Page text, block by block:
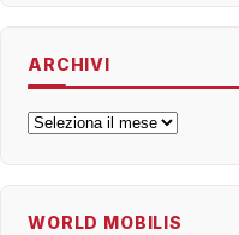
ARCHIVI
Archivi
WORLD MOBILIS